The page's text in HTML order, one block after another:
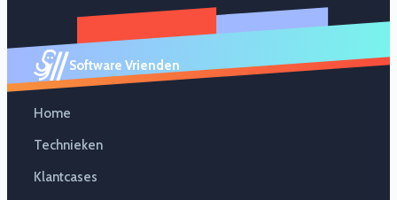
Software Vrienden
Home
Technieken
Klantcases